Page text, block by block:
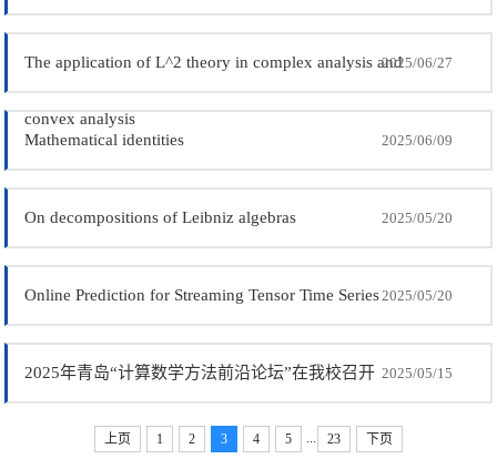
The application of L^2 theory in complex analysis and
convex analysis
2025/06/27
Mathematical identities 2025/06/09
On decompositions of Leibniz algebras 2025/05/20
Online Prediction for Streaming Tensor Time Series2025/05/20
2025年青岛“计算数学方法前沿论坛”在我校召开 2025/05/15
上页 1 2 3 4 5 23 下页